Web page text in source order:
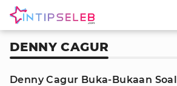
DENNY CAGUR
Denny Cagur Buka-Bukaan Soal